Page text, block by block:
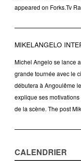
appeared on Forks.Tv
MIKELANGELO
Michel Angelo se lance
grande tournée avec le
débutera à Angoulême
explique ses
de la scène. The post
CALENDRIER